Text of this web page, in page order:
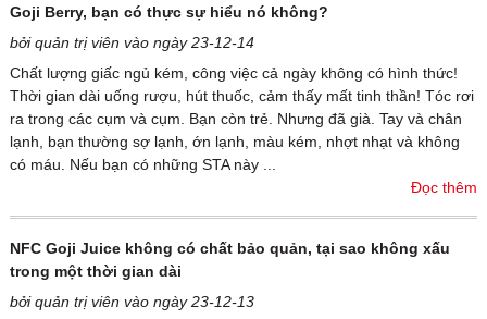
Goji Berry, bạn có thực sự hiểu nó không?
bởi quản trị viên vào ngày 23-12-14
Chất lượng giấc ngủ kém, công việc cả ngày không có hình thức!
Thời gian dài uống rượu, hút thuốc, cảm thấy mất tinh thần! Tóc rơi
ra trong các cụm và cụm. Bạn còn trẻ. Nhưng đã già. Tay và chân
lạnh, bạn thường sợ lạnh, ớn lạnh, màu kém, nhợt nhạt và không
có máu. Nếu bạn có những STA này ...
Đọc thêm
NFC Goji Juice không có chất bảo quản, tại sao không xấu
trong một thời gian dài
bởi quản trị viên vào ngày 23-12-13